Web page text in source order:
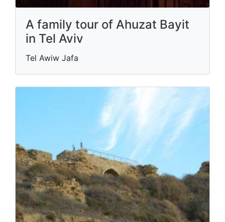
A family tour of Ahuzat Bayit
in Tel Aviv
Tel Awiw Jafa